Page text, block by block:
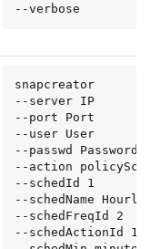
--verbose
snapcreator
--server IP
--port Port
--user User
--passwd Password
--action
--schedId 1
--schedName
--schedFreqId 2
--schedActionId 1